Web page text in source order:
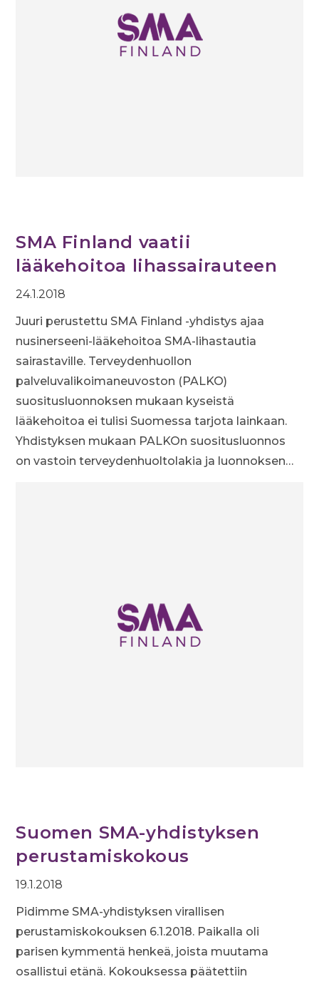
SMA Finland vaatii
lääkehoitoa lihassairauteen
24.1.2018
Juuri perustettu SMA Finland -yhdistys ajaa
nusinerseeni-lääkehoitoa SMA-lihastautia
sairastaville. Terveydenhuollon
palveluvalikoimaneuvoston (PALKO)
suositusluonnoksen mukaan kyseistä
lääkehoitoa ei tulisi Suomessa tarjota lainkaan.
Yhdistyksen mukaan PALKOn suositusluonnos
on vastoin terveydenhuoltolakia ja luonnoksen…
Suomen SMA-yhdistyksen
perustamiskokous
19.1.2018
Pidimme SMA-yhdistyksen virallisen
perustamiskokouksen 6.1.2018. Paikalla oli
parisen kymmentä henkeä, joista muutama
osallistui etänä. Kokouksessa päätettiin